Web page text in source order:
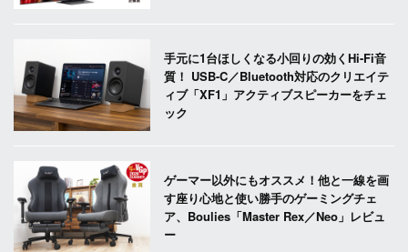
手元に1台ほしくなる小回りの効くHi-Fi音
質！ USB-C／Bluetooth対応のクリエイテ
ィブ「XF1」アクティブスピーカーをチェ
ック
ゲーマー以外にもオススメ！他と一線を画
す座り心地と使い勝手のゲーミングチェ
ア、Boulies「Master Rex／Neo」レビュ
ー